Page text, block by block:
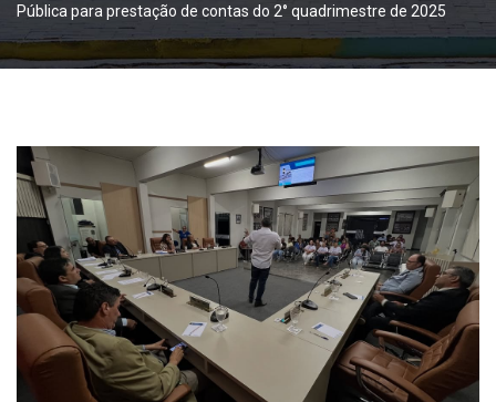
Pública para prestação de contas do 2° quadrimestre de 2025